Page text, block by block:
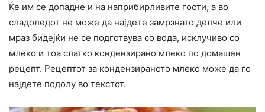
Ќе им се допадне и на наприбирливите гости, а во
сладоледот не може да најдете замрзнато делче или
мраз бидејќи не се подготвува со вода, исклучиво со
млеко и тоа слатко кондензирано млеко по домашен
рецепт. Рецептот за кондензираното млеко може да го
најдете подолу во текстот.